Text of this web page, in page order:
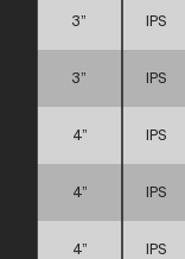
3” IPS
3” IPS
4” IPS
4” IPS
4” IPS